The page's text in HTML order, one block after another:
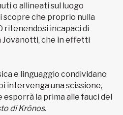
o allineati sul luogo
scopre che proprio nulla
ritenendosi incapaci di
Jovanotti, che in effetti
e linguaggio condividano
intervenga una scissione,
esporrà la prima alle fauci del
di Krónos.